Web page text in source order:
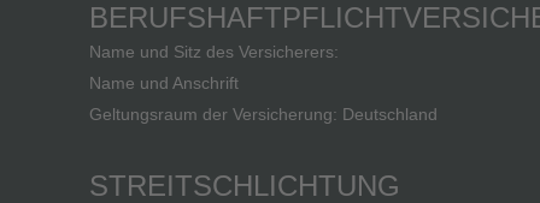
Name und Sitz des Versicherers:
Name und Anschrift
Geltungsraum der Versicherung: Deutschland
STREITSCHLICHTUNG